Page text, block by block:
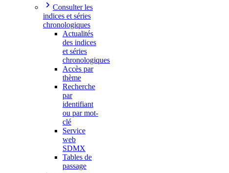
Consulter les
indices et séries
chronologiques
Actualités
des indices
et séries
chronologiques
Accès par
thème
Recherche
par
identifiant
ou par mot-
clé
Service
web
SDMX
Tables de
passage